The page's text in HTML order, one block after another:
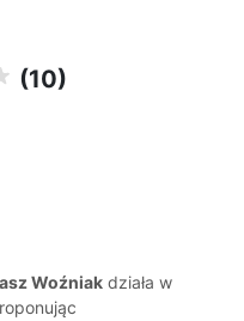
(10)
Woźniak działa w